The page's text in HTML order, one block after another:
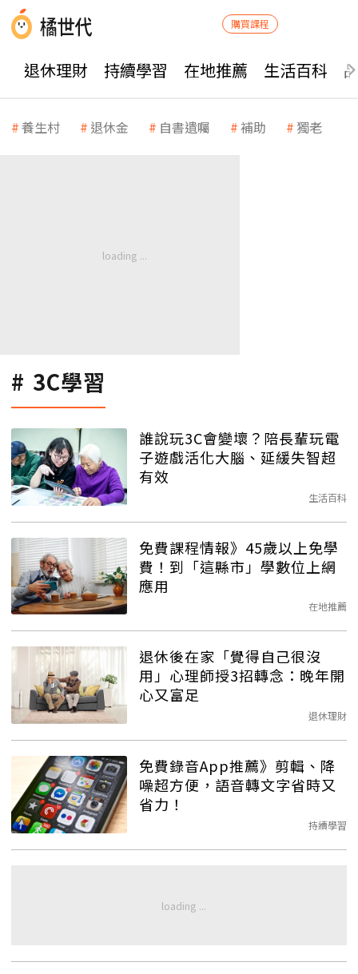
購買課程
退休理財 持續學習 在地推薦 生活百科
養生村 退休金 自書遺囑 補助 獨老
3C學習
誰說玩3C會變壞？陪長輩玩電
子遊戲活化大腦、延緩失智超
有效
生活百科
免費課程情報》45歲以上免學
費！到「這縣市」學數位上網
應用
在地推薦
退休後在家「覺得自己很沒
用」心理師授3招轉念：晚年開
心又富足
退休理財
免費錄音App推薦》剪輯、降
噪超方便，語音轉文字省時又
省力！
持續學習